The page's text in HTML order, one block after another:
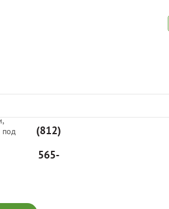
под
(812)
565-